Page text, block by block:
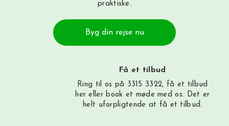
praktiske.
Byg din rejse nu
Få et tilbud
Ring til os på 3315 3322, få et tilbud
her eller book et møde med os. Det er
helt uforpligtende at få et tilbud.